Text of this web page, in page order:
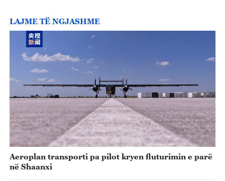
LAJME TË NGJASHME
Aeroplan transporti pa pilot kryen fluturimin e parë
në Shaanxi